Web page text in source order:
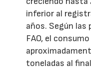
inferior al
años. Según las
FAO, el
toneladas al